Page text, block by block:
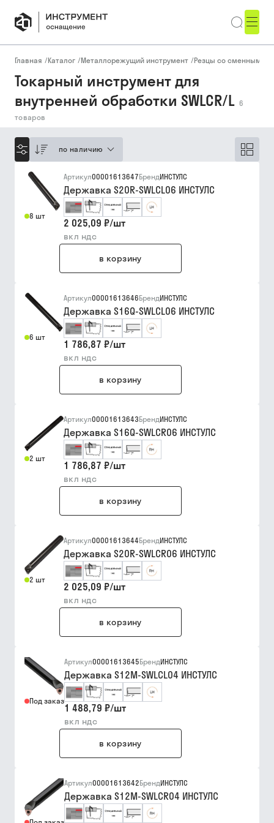
Главная /Каталог /Металлорежущий инструмент /Резцы со сменными
Токарный инструмент для
внутренней обработки SWLCR/L 6
товаров
по наличию
8 шт
Артикул00001613647БрендИНСТУЛС
Державка S20R-SWLCL06 ИНСТУЛС
2 025,09 ₽/шт
вкл ндс
в корзину
6 шт
Артикул00001613646БрендИНСТУЛС
Державка S16Q-SWLCL06 ИНСТУЛС
1 786,87 ₽/шт
вкл ндс
в корзину
2 шт
Артикул00001613643БрендИНСТУЛС
Державка S16Q-SWLCR06 ИНСТУЛС
1 786,87 ₽/шт
вкл ндс
в корзину
2 шт
Артикул00001613644БрендИНСТУЛС
Державка S20R-SWLCR06 ИНСТУЛС
2 025,09 ₽/шт
вкл ндс
в корзину
Под заказ
Артикул00001613645БрендИНСТУЛС
Державка S12M-SWLCL04 ИНСТУЛС
1 488,79 ₽/шт
вкл ндс
в корзину
Артикул00001613642БрендИНСТУЛС
Державка S12M-SWLCR04 ИНСТУЛС